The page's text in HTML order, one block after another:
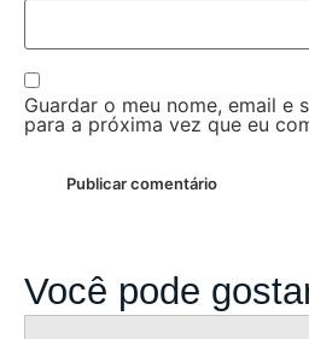
Guardar o meu nome, email e
para a próxima vez que eu
Você pode